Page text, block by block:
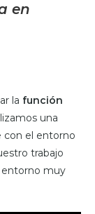
en
la función
una
con el entorno
trabajo
entorno muy